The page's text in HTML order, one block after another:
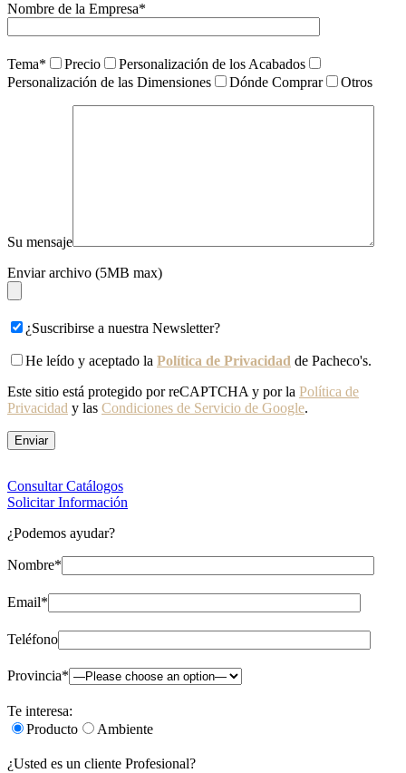
Nombre de la Empresa*
Tema* Precio
Personalización de los Acabados
Personalización de las Dimensiones
Dónde Comprar Otros
Su mensaje
Enviar archivo (5MB max)
¿Suscribirse a nuestra Newsletter?
He leído y aceptado la Política de Privacidad de Pacheco's.
Este sitio está protegido por reCAPTCHA y por la Política de
Privacidad y las Condiciones de Servicio de Google.
Consultar Catálogos
Solicitar Información
¿Podemos ayudar?
Nombre*
Email*
Teléfono
Provincia*
Te interesa:
Producto
Ambiente
¿Usted es un cliente Profesional?